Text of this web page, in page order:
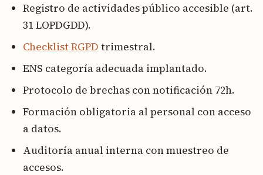
Registro de actividades público accesible (art.
31 LOPDGDD).
Checklist RGPD trimestral.
ENS categoría adecuada implantado.
Protocolo de brechas con notificación 72h.
Formación obligatoria al personal con acceso
a datos.
Auditoría anual interna con muestreo de
accesos.